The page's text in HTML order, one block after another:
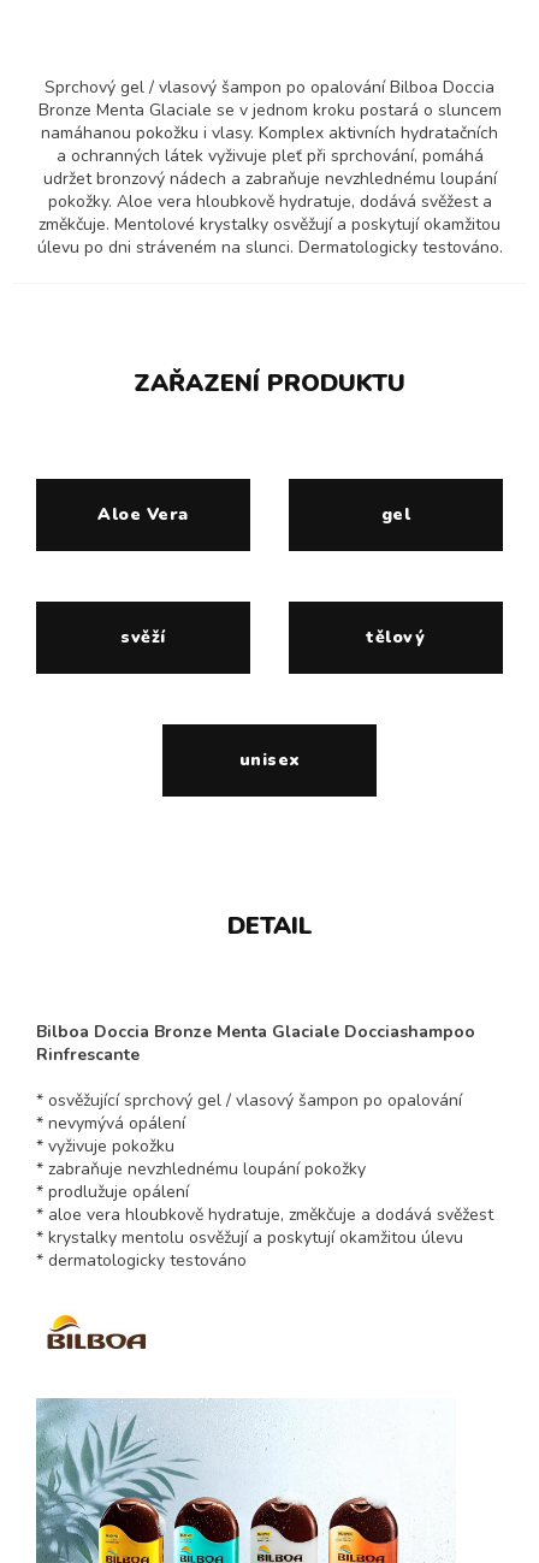
Sprchový gel / vlasový šampon po opalování Bilboa Doccia
Bronze Menta Glaciale se v jednom kroku postará o sluncem
namáhanou pokožku i vlasy. Komplex aktivních hydratačních
a ochranných látek vyživuje pleť při sprchování, pomáhá
udržet bronzový nádech a zabraňuje nevzhlednému loupání
pokožky. Aloe vera hloubkově hydratuje, dodává svěžest a
změkčuje. Mentolové krystalky osvěžují a poskytují okamžitou
úlevu po dni stráveném na slunci. Dermatologicky testováno.
ZAŘAZENÍ PRODUKTU
Aloe Vera gel
svěží tělový
unisex
DETAIL
Bilboa Doccia Bronze Menta Glaciale Docciashampoo
Rinfrescante
* osvěžující sprchový gel / vlasový šampon po opalování
* nevymývá opálení
* vyživuje pokožku
* zabraňuje nevzhlednému loupání pokožky
* prodlužuje opálení
* aloe vera hloubkově hydratuje, změkčuje a dodává svěžest
* krystalky mentolu osvěžují a poskytují okamžitou úlevu
* dermatologicky testováno